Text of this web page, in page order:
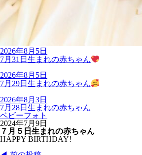
2026年8月5日
7月31日生まれの赤ちゃん
2026年8月5日
7月29日生まれの赤ちゃん
2026年8月3日
7月28日生まれの赤ちゃん
ベビーフォト
2024年7月9日
７月５日生まれの赤ちゃん
HAPPY BIRTHDAY!